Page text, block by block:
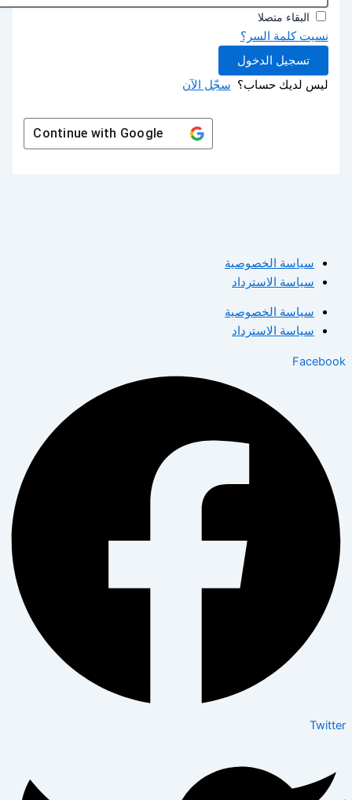
البقاء متصلا
نسيت كلمة السر؟
تسجيل الدخول
ليس لديك حساب؟ سجّل الآن
Continue withGoogle
سياسة الخصوصية
سياسة الاسترداد
سياسة الخصوصية
سياسة الاسترداد
Facebook
Twitter